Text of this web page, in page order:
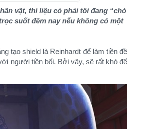
vật, thì liệu có phải tôi đang “chó
suốt đêm nay nếu không có một
tạo shield là Reinhardt để làm tiền đề
người tiền bối. Bởi vậy, sẽ rất khó để